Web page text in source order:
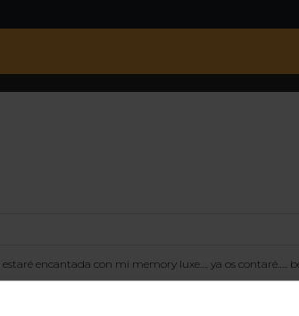
estaré encantada con mi memory luxe…. ya os contaré…..